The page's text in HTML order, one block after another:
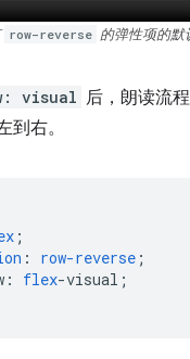
row-reverse 的弹性项的默
visual 后，朗读流
到右。
;
: row-reverse ;
: flex-visual ;